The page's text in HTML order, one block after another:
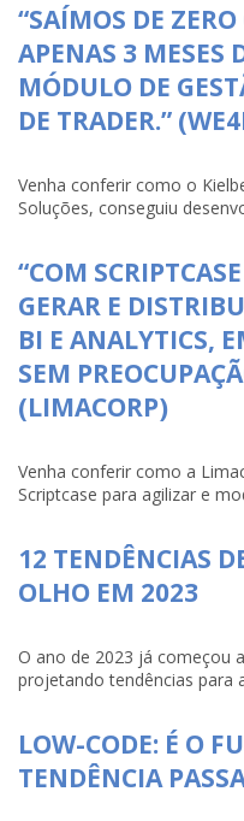
“SAÍMOS DE
APENAS 3 MESES
MÓDULO DE
DE TRADER.”
Venha conferir como o
Soluções, conseguiu
“COM
GERAR E
BI E ANALYTICS,
SEM
(LIMACORP)
Venha conferir como a
Scriptcase para agilizar e
12 TENDÊNCIAS
OLHO EM 2023
O ano de 2023 já começou
projetando tendências para
LOW-CODE: É O
TENDÊNCIA